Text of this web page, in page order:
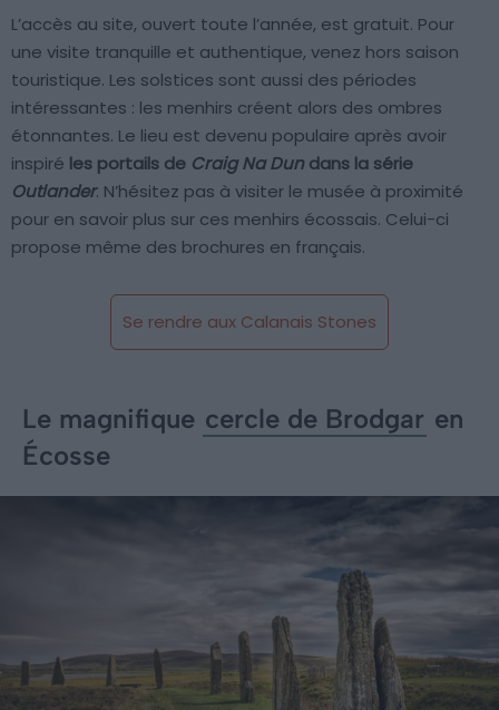
L’accès au site, ouvert toute l’année, est gratuit. Pour
une visite tranquille et authentique, venez hors saison
touristique. Les solstices sont aussi des périodes
intéressantes : les menhirs créent alors des ombres
étonnantes. Le lieu est devenu populaire après avoir
inspiré les portails de Craig Na Dundans la série
Outlander. N’hésitez pas à visiter le musée à proximité
pour en savoir plus sur ces menhirs écossais. Celui-ci
propose même des brochures en français.
Se rendre aux Calanais Stones
Le magnifique cercle de Brodgar en
Écosse